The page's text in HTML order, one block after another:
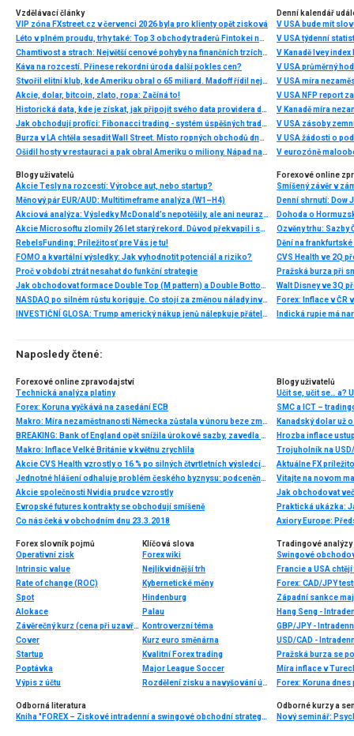
Vzdělávací články
VIP zóna FXstreet.cz v červenci 2026 byla pro klienty opět zisková
Léto v plném proudu, trhy také: Top 3 obchody traderů Fintokei na indexech a zlatě
Chamtivost a strach: Největší cenové pohyby na finančních trzích (červenec 2026)
Káva na rozcestí. Přinese rekordní úroda další pokles cen?
Stvořil elitní klub, kde Ameriku obral o 65 miliard. Madoff řídil největší Ponzi dějin
Akcie, dolar, bitcoin, zlato, ropa: Začíná to!
Historická data, kde je získat, jak připojit svého data providera do MultiCharts a proč je budeme potřebovat? (4. díl)
Jak obchodují profíci: Fibonacci trading - systém úspěšných traderů
Burza v LA chtěla sesadit Wall Street. Místo ropných obchodů dnes místem duní basy
Ošidil hosty v restauraci a pak obral Ameriku o miliony. Nápad na obří podvod dostal Ponzi náhodou
Denní kalendář
V USA bude mít
V USA týdenní
V Kanadě Ivey index
V USA průměrný
V USA míra
V USA NFP report
V Kanadě míra
V USA zásoby
V USA žádosti o
V eurozóně
Blogy uživatelů
Akcie Tesly na rozcestí: Výrobce aut, nebo startup?
Měnový pár EUR/AUD: Multitimeframe analýza (W1–H4)
Akciová analýza: Výsledky McDonald’s nepotěšily, ale ani neurazily. Jakou vizi společnost prezentovala?
Akcie Microsoftu zlomily 26 let starý rekord. Důvod překvapil i samotné investory
RebelsFunding: Príležitosť pre Vás je tu!
FOMO a kvartální výsledky: Jak vyhodnotit potenciál a riziko?
Proč v období ztrát nesahat do funkční strategie
Jak obchodovat formace Double Top (M pattern) a Double Bottom (W pattern)
NASDAQ po silném růstu koriguje. Co stojí za změnou nálady investorů?
INVESTIČNÍ GLOSA: Trump americký nákup jenů nálepkuje přátelstvím. Pravda je jinde
Forexové online
Smíšený závěr v
Dohoda o
Pražská burza při
Naposledy čtené:
Forexové online zpravodajství
Technická analýza platiny
Forex: Koruna vyčkává na zasedání ECB
Makro: Míra nezaměstnanosti Německa zůstala v únoru beze změny
BREAKING: Bank of England opět snížila úrokové sazby, zavedla QE
Makro: Inflace Velké Británie v květnu zrychlila
Akcie CVS Health vzrostly o 16 % po silných čtvrtletních výsledcích
Jednotné hlášení odhaluje problém českého byznysu: podceněnou digitalizaci v malých a středních podnicích
Akcie společnosti Nvidia prudce vzrostly
Evropské futures kontrakty se obchodují smíšeně
Co nás čeká v obchodním dnu 23.3.2018
Blogy uživatelů
Učit se, učit se… a?
SMC a ICT –
Kanadský dolar už
Hrozba inflace
Trojuholník na
Aktuálne FX
Vitajte na novom
Jak obchodovat
Praktická ukázka:
Axiory Europe:
Forex slovník pojmů
Operativní zisk
Intrinsic value
Rate of change (ROC)
Spot
Alokace
Závěrečný kurz (cena při uzavření)
Cover
Startup
Poptávka
Výpis z účtu
Klíčová slova
Forex wiki
Nejlikvidnější trh
Kybernetické měny
Hindenburg
Palau
Kontroverzní téma
Kurz euro směnárna
Kvalitní Forex trading
Major League Soccer
Rozdělení zisku a navyšování účtu
Tradingové analýzy
Swingové
Francie a USA
Forex: CAD/JPY
Západní sankce
Hang Seng -
GBP/JPY -
USD/CAD -
Pražská burza se
Odborná literatura
Kniha "FOREX – Ziskové intradenní a swingové obchodní strategie" od Kathy Lien vychází v češtině!
Odborné kurzy a